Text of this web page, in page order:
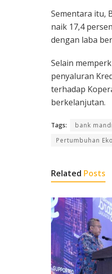
Sementara itu,
naik 17,4
dengan laba
Selain
penyaluran
terhadap
berkelanjutan.
Tags: bank
Pertumbuhan
Related Posts